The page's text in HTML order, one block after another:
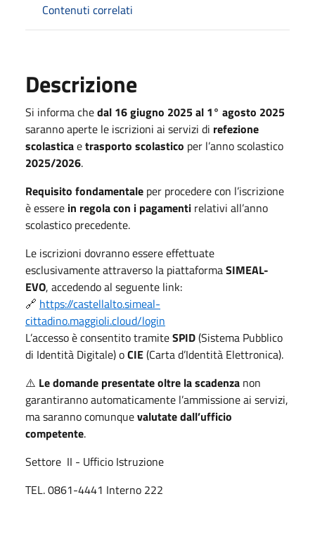
Contenuti correlati
Descrizione
Si informa chedal 16 giugno 2025 al 1° agosto 2025
saranno aperte le iscrizioni ai servizi di refezione
scolasticaetrasporto scolastico per l’anno scolastico
2025/2026.
Requisito fondamentale per procedere con l’iscrizione
è essere in regola con i pagamenti relativi all’anno
scolastico precedente.
Le iscrizioni dovranno essere effettuate
esclusivamente attraverso la piattaformaSIMEAL-
EVO, accedendo al seguente link:
🔗 https://castellalto.simeal-
cittadino.maggioli.cloud/login
L’accesso è consentito tramiteSPID(Sistema Pubblico
di Identità Digitale) oCIE(Carta d’Identità Elettronica).
⚠️ Le domande presentate oltre la scadenza non
garantiranno automaticamente l’ammissione ai servizi,
ma saranno comunquevalutate dall’ufficio
competente.
Settore II - Ufficio Istruzione
TEL. 0861-4441 Interno 222